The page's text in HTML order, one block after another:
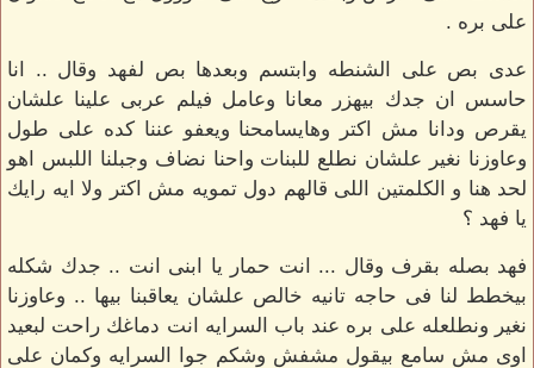
على بره .
عدى بص على الشنطه وابتسم وبعدها بص لفهد وقال .. انا
حاسس ان جدك بيهزر معانا وعامل فيلم عربى علينا علشان
يقرص ودانا مش اكتر وهايسامحنا ويعفو عننا كده على طول
وعاوزنا نغير علشان نطلع للبنات واحنا نضاف وجبلنا اللبس اهو
لحد هنا و الكلمتين اللى قالهم دول تمويه مش اكتر ولا ايه رايك
يا فهد ؟
فهد بصله بقرف وقال ... انت حمار يا ابنى انت .. جدك شكله
بيخطط لنا فى حاجه تانيه خالص علشان يعاقبنا بيها .. وعاوزنا
نغير ونطلعله على بره عند باب السرايه انت دماغك راحت لبعيد
اوى مش سامع بيقول مشفش وشكم جوا السرايه وكمان على